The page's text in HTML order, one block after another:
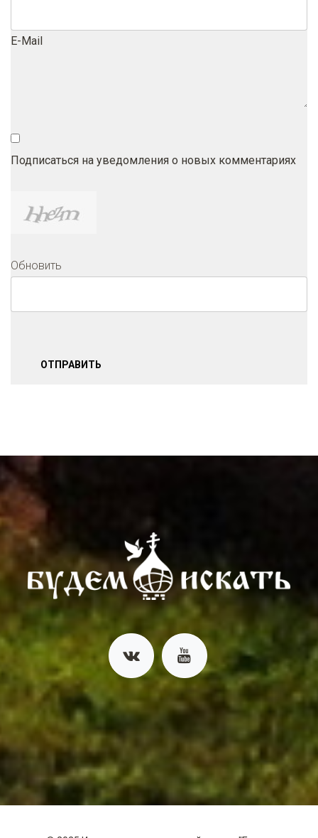
E-Mail
Подписаться на уведомления о новых комментариях
Обновить
ОТПРАВИТЬ